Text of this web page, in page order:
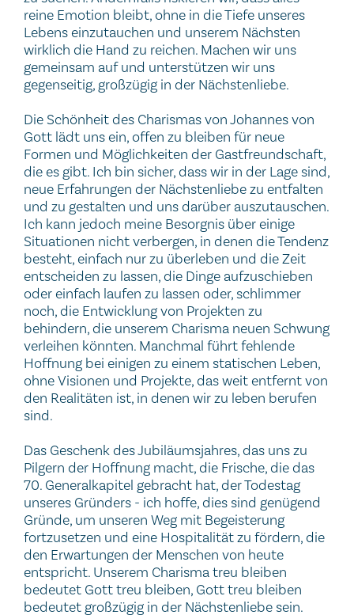
reine Emotion bleibt, ohne in die Tiefe unseres
Lebens einzutauchen und unserem Nächsten
wirklich die Hand zu reichen. Machen wir uns
gemeinsam auf und unterstützen wir uns
gegenseitig, großzügig in der Nächstenliebe.
Die Schönheit des Charismas von Johannes von
Gott lädt uns ein, offen zu bleiben für neue
Formen und Möglichkeiten der Gastfreundschaft,
die es gibt. Ich bin sicher, dass wir in der Lage sind,
neue Erfahrungen der Nächstenliebe zu entfalten
und zu gestalten und uns darüber auszutauschen.
Ich kann jedoch meine Besorgnis über einige
Situationen nicht verbergen, in denen die Tendenz
besteht, einfach nur zu überleben und die Zeit
entscheiden zu lassen, die Dinge aufzuschieben
oder einfach laufen zu lassen oder, schlimmer
noch, die Entwicklung von Projekten zu
behindern, die unserem Charisma neuen Schwung
verleihen könnten. Manchmal führt fehlende
Hoffnung bei einigen zu einem statischen Leben,
ohne Visionen und Projekte, das weit entfernt von
den Realitäten ist, in denen wir zu leben berufen
sind.
Das Geschenk des Jubiläumsjahres, das uns zu
Pilgern der Hoffnung macht, die Frische, die das
70. Generalkapitel gebracht hat, der Todestag
unseres Gründers - ich hoffe, dies sind genügend
Gründe, um unseren Weg mit Begeisterung
fortzusetzen und eine Hospitalität zu fördern, die
den Erwartungen der Menschen von heute
entspricht. Unserem Charisma treu bleiben
bedeutet Gott treu bleiben, Gott treu bleiben
bedeutet großzügig in der Nächstenliebe sein.